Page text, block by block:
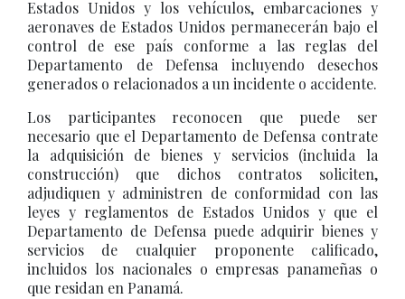
Estados Unidos y los vehículos, embarcaciones y
aeronaves de Estados Unidos permanecerán bajo el
control de ese país conforme a las reglas del
Departamento de Defensa incluyendo desechos
generados o relacionados a un incidente o accidente.
Los participantes reconocen que puede ser
necesario que el Departamento de Defensa contrate
la adquisición de bienes y servicios (incluida la
construcción) que dichos contratos soliciten,
adjudiquen y administren de conformidad con las
leyes y reglamentos de Estados Unidos y que el
Departamento de Defensa puede adquirir bienes y
servicios de cualquier proponente calificado,
incluidos los nacionales o empresas panameñas o
que residan en Panamá.